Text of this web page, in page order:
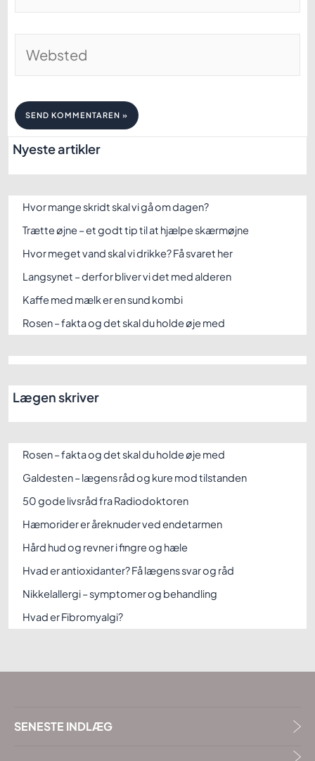
mail*
Nyeste artikler
Hvor mange skridt skal vi gå om dagen?
Trætte øjne – et godt tip til at hjælpe skærmøjne
Hvor meget vand skal vi drikke? Få svaret her
Langsynet – derfor bliver vi det med alderen
Kaffe med mælk er en sund kombi
Rosen – fakta og det skal du holde øje med
Lægen skriver
Rosen – fakta og det skal du holde øje med
Galdesten – lægens råd og kure mod tilstanden
50 gode livsråd fra Radiodoktoren
Hæmorider er åreknuder ved endetarmen
Hård hud og revner i fingre og hæle
Hvad er antioxidanter? Få lægens svar og råd
Nikkelallergi – symptomer og behandling
Hvad er Fibromyalgi?
SENESTE INDLÆG